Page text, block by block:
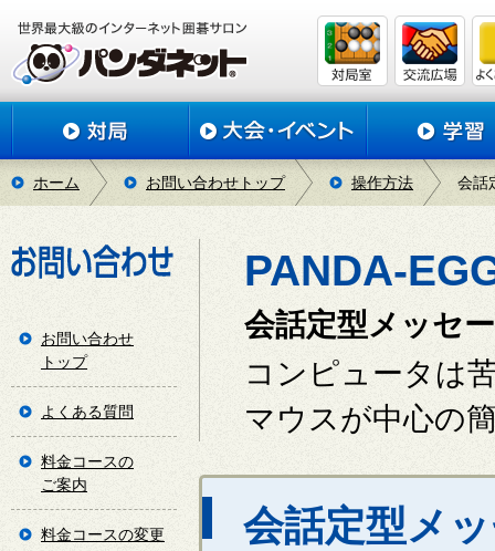
ホーム お問い合わせトップ 操作方法 会話
PANDA-
会話定型メッセ
コンピュータは
マウスが中心の
会話定型メ
お問い合わせ
トップ
よくある質問
料金コースの
ご案内
料金コースの変更